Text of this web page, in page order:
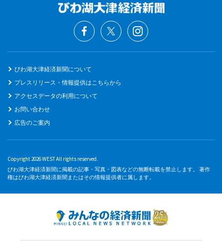
びわ湖大津経済新聞について
プレスリリース・情報提供はこちらから
アクセスデータの利用について
お問い合わせ
広告のご案内
Copyright 2026 WEST All rights reserved.
びわ湖大津経済新聞に掲載の記事・写真・図表などの無断転載を禁止します。 著作
権はびわ湖大津経済新聞またはその情報提供者に属します。